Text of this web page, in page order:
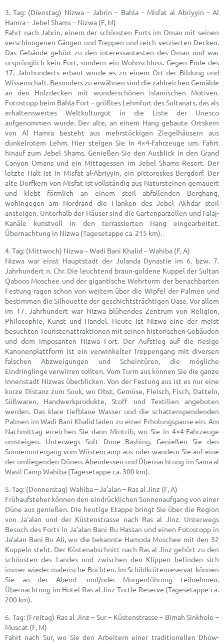
(Dienstag) Nizwa – Jabrin – Bahla – Misfat al Abriyyin – Al
Hamra – Jebel Shams – Nizwa (F, M)
Fahrt nach Jabrin, einem der schönsten Forts im Oman mit seinen
verschlungenen Gängen und Treppen und reich verzierten Decken.
Das Gebäude gehört zu den interessantesten des Oman und war
ursprünglich kein Fort, sondern ein Wohnschloss. Gegen Ende des
17. Jahrhunderts erbaut wurde es zu einem Ort der Bildung und
Wissenschaft. Besonders zu erwähnen sind die zahlreichen Gemälde
an den Holzdecken mit wunderschönen islamischen Motiven.
Fotostopp beim Bahla Fort – größtes Lehmfort des Sultanats, das als
erhaltenswertes Weltkulturgut in die Liste der Unesco
aufgenommen wurde. Der alte, an einem Hang gebaute Ortskern
von Al Hamra besteht aus mehrstöckigen Ziegelhäusern aus
dunkelrotem Lehm. Hier steigen Sie in 4×4-Fahrzeuge um. Fahrt
hinauf zum Jebel Shams. Genießen Sie den Ausblick in den Grand
Canyon Omans und ein Mittagessen im Jebel Shams Resort. Der
letzte Halt ist in Misfat al-Abriyyin, ein pittoreskes Bergdorf. Der
alte Dorfkern von Misfat ist vollständig aus Natursteinen gemauert
und klebt förmlich an einem steil abfallenden Berghang,
wohingegen am Nordrand die Flanken des Jebel Akhdar steil
ansteigen. Unterhalb der Häuser sind die Gartenparzellen und Falaj-
Kanäle kunstvoll in den terrassierten Hang eingearbeitet.
Übernachtung in Nizwa (Tagesetappe ca. 215 km).
(Mittwoch) Nizwa – Wadi Bani Khalid – Wahiba (F, A)
Nizwa war einst Hauptstadt der Julanda Dynastie im 6. bzw. 7.
Jahrhundert n. Chr. Die leuchtend braun-goldene Kuppel der Sultan
Qaboos Moschee und der gigantische Wehrturm der benachbarten
Festung ragen schon von weitem über die Wipfel der Palmen und
bestimmen die Silhouette der geschichtsträchtigen Oase. Vor allem
im 17. Jahrhundert war Nizwa blühendes Zentrum von Religion,
Philosophie, Kunst und Handel. Heute ist Nizwa eine der meist
besuchten Touristenattraktionen mit seinen historischen Gebäuden
und dem imposanten Nizwa Fort. Der Aufstieg auf die riesige
Kanonenplattform ist ein verwinkelter Treppengang mit diversen
falschen Abzweigungen und Scheintüren, die mögliche
Eindringlinge verwirren sollten. Vom Turm aus können Sie die ganze
Innenstadt Nizwas überblicken. Von der Festung aus ist es nur eine
kurze Distanz zum Souk, wo Obst, Gemüse, Fleisch, Fisch, Datteln,
Süßwaren, Handwerkprodukte, Stoff und Textilien angeboten
werden. Das klare tiefblaue Wasser und die schattenspendenden
Palmen im Wadi Bani Khalid laden zu einer Erholungspause ein. Am
Nachmittag erreichen Sie dann Mintrib, wo Sie in 4×4-Fahrzeuge
umsteigen. Unterwegs Soft Dune Bashing. Genießen Sie den
Sonnenuntergang vom Wüstencamp aus oder wandern Sie auf eine
der umliegenden Dünen. Abendessen und Übernachtung im Sama al
Wasil Camp Wahiba (Tagesetappe ca. 300 km).
(Donnerstag) Wahiba – Ja’alan – Ras al Jinz (F, A)
Frühaufsteher können den eindrücklichen Sonnenaufgang von einer
Düne aus genießen. Die heutige Etappe bringt Sie über die Region
von Ja’alan und der Küstenstrasse nach Ras al Jinz. Unterwegs
Besuch des Forts in Ja’alan Bani Bu Hassan und einen Fotostopp in
Ja’alan Bani Bu Ali, wo die bekannte Hamoda Moschee mit den 52
Kuppeln steht. Der Küstenabschnitt nach Ras al Jinz gehört zu den
schönsten des Landes und zwischen den Klippen befinden sich
immer wieder malerische Buchten. Im Schildkrötenreservat können
Sie an der Abend- und/oder Morgenführung teilnehmen.
Übernachtung im Hotel Ras al Jinz Turtle Reserve (Tagesetappe ca.
200 km).
(Freitag) Ras al Jinz – Sur – Küstenstrasse – Bimah Sinkhole –
Muscat (F, M)
Fahrt nach Sur, wo Sie den Arbeitern einer traditionellen Dhow-